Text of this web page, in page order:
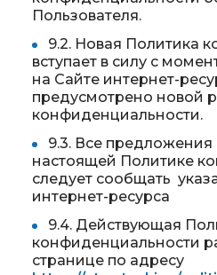
Пользователя.
9.2. Новая Политика
вступает в силу с
на Сайте интернет-
предусмотрено новой
конфиденциальности.
9.3. Все
настоящей Политике
следует сообщать
интернет-ресурса
9.4. Действующая
конфиденциальности
странице по адресу